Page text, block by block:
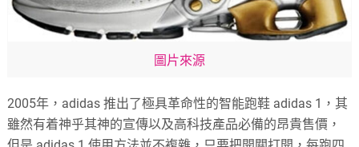
圖片來源
2005年，adidas 推出了極具革命性的智能跑鞋 adidas 1，其
雖然有着神乎其神的宣傳以及高科技產品必備的昂貴售價，